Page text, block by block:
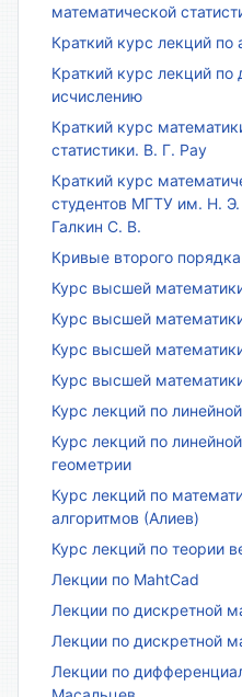
математической
Краткий курс лекций по
Краткий курс лекций
исчислению
Краткий курс
статистики. В. Г. Рау
Краткий курс
студентов МГТУ им. Н.
Галкин С. В.
Кривые второго порядка
Курс высшей
Курс высшей
Курс высшей
Курс высшей
Курс лекций по
Курс лекций по
геометрии
Курс лекций по
алгоритмов (Алиев)
Курс лекций по теории
Лекции по MahtCad
Лекции по дискретной
Лекции по дискретной
Лекции по